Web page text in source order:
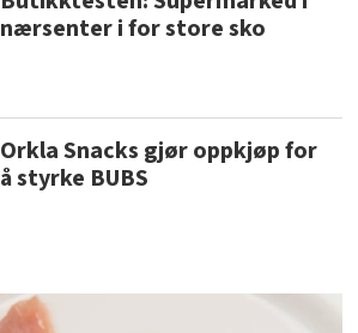
nærsenter i for store sko
Orkla Snacks gjør oppkjøp for
å styrke BUBS